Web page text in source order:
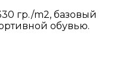
гр./m2, базовый
обувью.